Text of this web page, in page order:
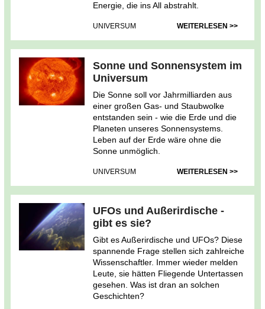
Energie, die ins All abstrahlt.
UNIVERSUM WEITERLESEN >>
Sonne und Sonnensystem im
Universum
Die Sonne soll vor Jahrmilliarden aus
einer großen Gas- und Staubwolke
entstanden sein - wie die Erde und die
Planeten unseres Sonnensystems.
Leben auf der Erde wäre ohne die
Sonne unmöglich.
UNIVERSUM WEITERLESEN >>
UFOs und Außerirdische -
gibt es sie?
Gibt es Außerirdische und UFOs? Diese
spannende Frage stellen sich zahlreiche
Wissenschaftler. Immer wieder melden
Leute, sie hätten Fliegende Untertassen
gesehen. Was ist dran an solchen
Geschichten?